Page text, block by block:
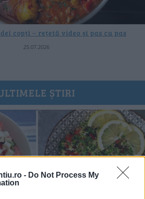
- Do Not Process My
copți – rețetă video și pas cu pas
25.07.2026
ȘTIRI